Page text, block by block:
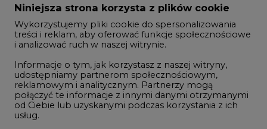
Zmiany kadrowe na rynku
Studio CIRE
Rozmowy o energetyce
Gospodarka
Geopolityka
LTE450
Niniejsza strona korzysta z plików cookie
Wykorzystujemy pliki cookie do spersonalizowania
treści i reklam, aby oferować funkcje społecznościowe
i analizować ruch w naszej witrynie.
Informacje o tym, jak korzystasz z naszej witryny,
udostępniamy partnerom społecznościowym,
reklamowym i analitycznym. Partnerzy mogą
połączyć te informacje z innymi danymi otrzymanymi
od Ciebie lub uzyskanymi podczas korzystania z ich
usług.